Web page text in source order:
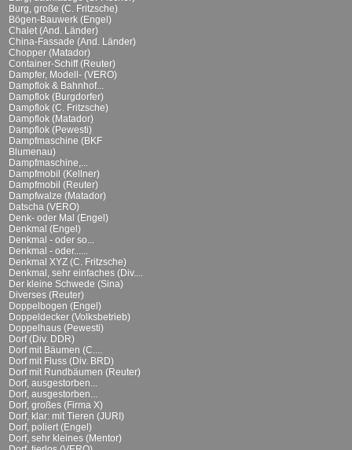
Burg, große (C. Fritzsche)
Bögen-Bauwerk (Engel)
Chalet (And. Länder)
China-Fassade (And. Länder)
Chopper (Matador)
Container-Schiff (Reuter)
Dampfer, Modell- (VERO)
Dampflok & Bahnhof...
Dampflok (Burgdorfer)
Dampflok (C. Fritzsche)
Dampflok (Matador)
Dampflok (Pewesti)
Dampfmaschine (BKF
Blumenau)
Dampfmaschine,...
Dampfmobil (Kellner)
Dampfmobil (Reuter)
Dampfwalze (Matador)
Datscha (VERO)
Denk- oder Mal (Engel)
Denkmal (Engel)
Denkmal - oder so...
Denkmal - oder......
Denkmal XYZ (C. Fritzsche)
Denkmal, sehr einfaches (Div....
Der kleine Schwede (Sina)
Diverses (Reuter)
Doppelbogen (Engel)
Doppeldecker (Volksbetrieb)
Doppelhaus (Pewesti)
Dorf (Div. DDR)
Dorf mit Bäumen (C....
Dorf mit Fluss (Div. BRD)
Dorf mit Rundbäumen (Reuter)
Dorf, ausgestorben...
Dorf, ausgestorben...
Dorf, großes (Firma X)
Dorf, klar: mit Tieren (JURI)
Dorf, poliert (Engel)
Dorf, sehr kleines (Mentor)